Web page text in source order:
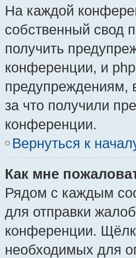
На каждой
собственный свод
получить
конференции, и
предупреждениям,
за что получили
конференции.
Вернуться к
Как мне
Рядом с каждым
для отправки
конференции.
необходимых для